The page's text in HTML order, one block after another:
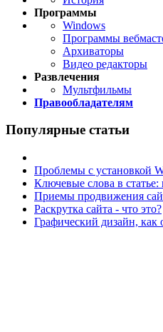
Программы
Windows
Программы
Архиваторы
Видео редакторы
Развлечения
Мультфильмы
Правообладателям
Популярные статьи
Проблемы с установкой
Ключевые слова в
Приемы продвижения
Раскрутка сайта - что это?
Графический дизайн, как